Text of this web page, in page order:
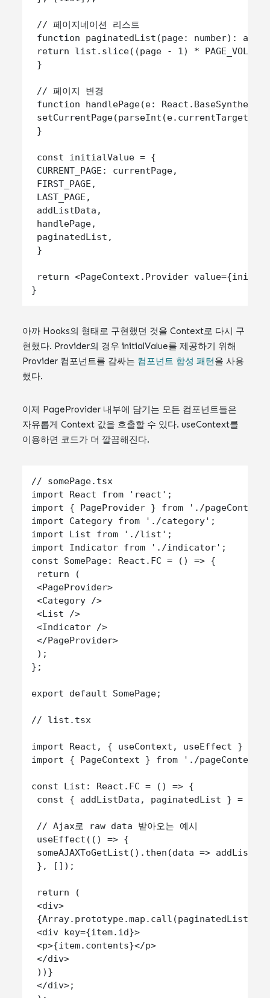
// 페이지네이션 리스트
function paginatedList(page: number):
return list.slice((page - 1) * PAGE_VOLUME,
}
// 페이지 변경
function handlePage(e:
}
const initialValue = {
CURRENT_PAGE: currentPage,
FIRST_PAGE,
LAST_PAGE,
addListData,
handlePage,
paginatedList,
}
return <PageContext.Provider
아까 Hooks의 형태로 구현했던 것을 Context로 다시 구
현했다. Provider의 경우 initialValue를 제공하기 위해
Provider 컴포넌트를 감싸는 컴포넌트 합성 패턴을 사용
했다.
이제 PageProvider 내부에 담기는 모든 컴포넌트들은
자유롭게 Context 값을 호출할 수 있다. useContext를
이용하면 코드가 더 깔끔해진다.
// somePage.tsx
import React from 'react';
import { PageProvider } from './
import Category from './category';
import List from './list';
import Indicator from './indicator';
const SomePage: React.FC = () => {
return (
<PageProvider>
<Category />
<List />
<Indicator />
</PageProvider>
);
};
export default SomePage;
// list.tsx
import React, { useContext, useEffect }
import { PageContext } from './pageContext';
const List: React.FC = () => {
const { addListData, paginatedList } =
// Ajax로 raw data 받아오는 예시
useEffect(() => {
someAJAXToGetList().then(data =>
}, []);
return (
<div>
{Array.prototype.map.call(paginatedList,
<div key={item.id}>
<p>{item.contents}</p>
</div>
))}
</div>;